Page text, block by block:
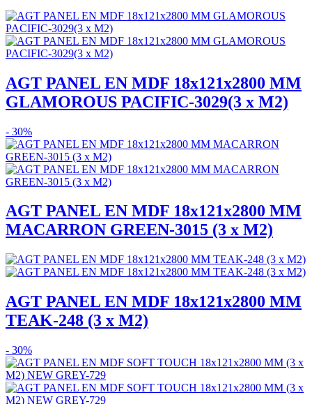
AGT PANEL EN MDF 18x121x2800 MM
GLAMOROUS PACIFIC-3029(3 x M2)
- 30%
AGT PANEL EN MDF 18x121x2800 MM
MACARRON GREEN-3015 (3 x M2)
AGT PANEL EN MDF 18x121x2800 MM
TEAK-248 (3 x M2)
- 30%